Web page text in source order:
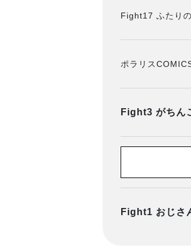
Fight17 ふたり
ポラリス
Fight3 がちん
Fight1 おじさ